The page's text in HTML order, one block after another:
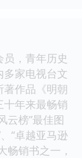
，青年历史
多家电视台文
著作品《明朝
十年来最畅销
云榜”最佳图
“卓越亚马逊
畅销书之一，